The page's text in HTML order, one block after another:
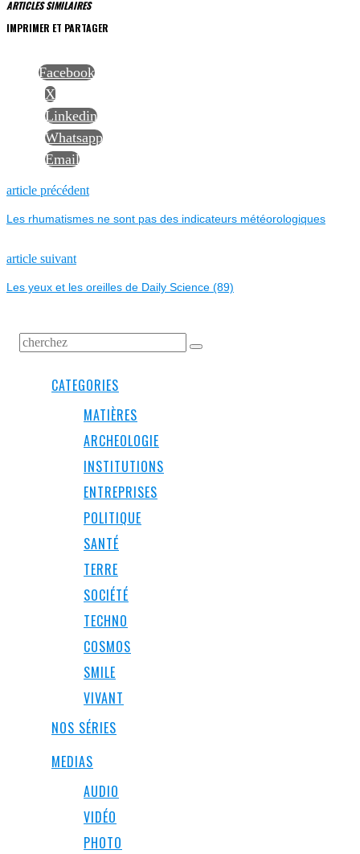
ARTICLES SIMILAIRES
IMPRIMER ET PARTAGER
Facebook
X
Linkedin
Whatsapp
Email
NAVIGATION
DE
L’ARTICLE
article précédentPrevious
Les rhumatismes ne sont pas des indicateurs météorologiques
article suivantNext
Les yeux et les oreilles de Daily Science (89)
CATEGORIES
MATIÈRES
ARCHEOLOGIE
INSTITUTIONS
ENTREPRISES
POLITIQUE
SANTÉ
TERRE
SOCIÉTÉ
TECHNO
COSMOS
SMILE
VIVANT
NOS SÉRIES
MEDIAS
AUDIO
VIDÉO
PHOTO